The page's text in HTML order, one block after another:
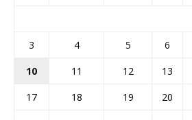
3
4 5 6
10
11 12 13
17
18 19 20